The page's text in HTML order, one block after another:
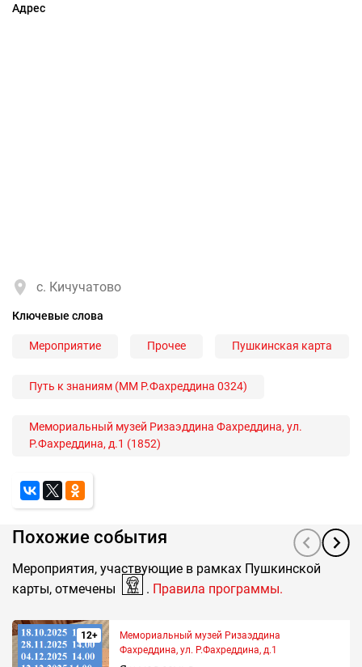
Адрес
с. Кичучатово
Ключевые слова
Мероприятие Прочее Пушкинская карта
Путь к знаниям (ММ Р.Фахреддина 0324)
Мемориальный музей Ризаэддина Фахреддина, ул.
Р.Фахреддина, д.1 (1852)
Похожие события
Мероприятия, участвующие в рамках Пушкинской
карты, отмечены
. Правила программы.
12+
Мемориальный музей Ризаэддина
Фахреддина, ул. Р.Фахреддина, д.1